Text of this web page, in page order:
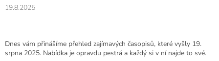
19.8.2025
Dnes vám přinášíme přehled zajímavých časopisů, které vyšly 19.
srpna 2025. Nabídka je opravdu pestrá a každý si v ní najde to své.